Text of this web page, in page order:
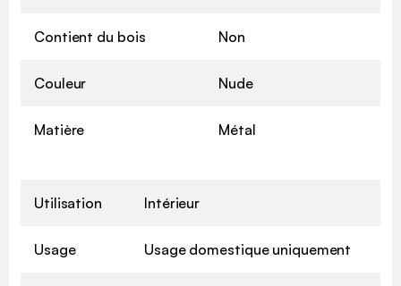
Contient du bois Non
Couleur Nude
Matière Métal
Utilisation Intérieur
Usage Usage domestique uniquement